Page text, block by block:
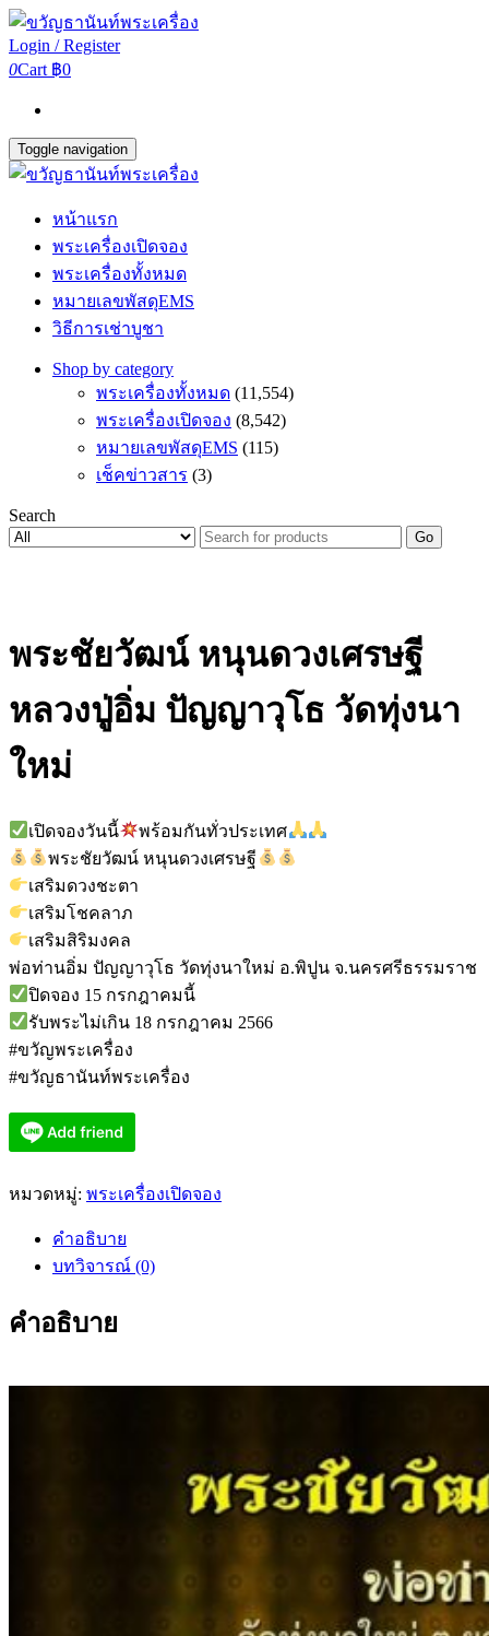
Login / Register
0Cart ฿0
Toggle navigation
หน้าแรก
พระเครื่องเปิดจอง
พระเครื่องทั้งหมด
หมายเลขพัสดุEMS
วิธีการเช่าบูชา
Shop by category
พระเครื่องทั้งหมด (11,554)
พระเครื่องเปิดจอง (8,542)
หมายเลขพัสดุEMS (115)
เช็คข่าวสาร (3)
Search
Go
พระชัยวัฒน์ หนุนดวงเศรษฐี
หลวงปู่อิ่ม ปัญญาวุโธ วัดทุ่งนา
ใหม่
เปิดจองวันนี้
พร้อมกันทั่วประเทศ
พระชัยวัฒน์ หนุนดวงเศรษฐี
เสริมดวงชะตา
เสริมโชคลาภ
เสริมสิริมงคล
พ่อท่านอิ่ม ปัญญาวุโธ วัดทุ่งนาใหม่ อ.พิปูน จ.นครศรีธรรมราช
ปิดจอง 15 กรกฎาคมนี้
รับพระไม่เกิน 18 กรกฎาคม 2566
#ขวัญพระเครื่อง
#ขวัญธานันท์พระเครื่อง
หมวดหมู่: พระเครื่องเปิดจอง
คำอธิบาย
บทวิจารณ์ (0)
คำอธิบาย